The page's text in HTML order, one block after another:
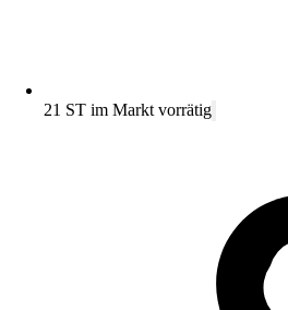
21 ST im Markt vorrätig